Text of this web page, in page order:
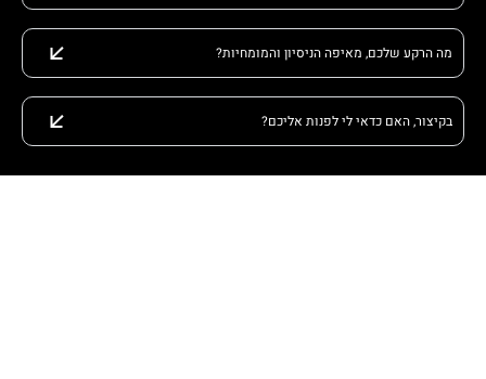
מה הרקע שלכם, מאיפה הניסיון והמומחיות?
בקיצור, האם כדאי לי לפנות אליכם?